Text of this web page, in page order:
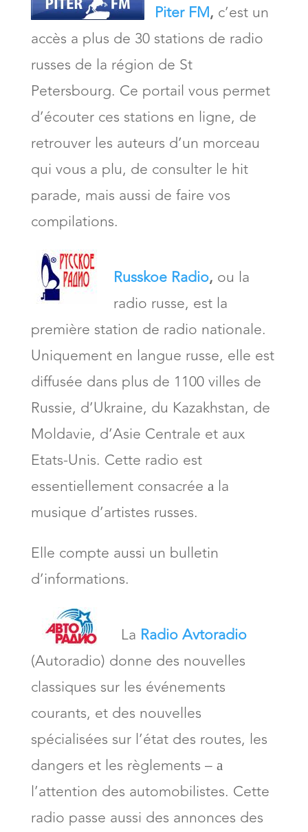
Piter FM, c’est un
accès a plus de 30 stations de radio
russes de la région de St
Petersbourg. Ce portail vous permet
d’écouter ces stations en ligne, de
retrouver les auteurs d’un morceau
qui vous a plu, de consulter le hit
parade, mais aussi de faire vos
compilations.
Russkoe Radio, ou la
radio russe, est la
première station de radio nationale.
Uniquement en langue russe, elle est
diffusée dans plus de 1100 villes de
Russie, d’Ukraine, du Kazakhstan, de
Moldavie, d’Asie Centrale et aux
Etats-Unis. Cette radio est
essentiellement consacrée а la
musique d’artistes russes.
Elle compte aussi un bulletin
d’informations.
La Radio Avtoradio
(Autoradio) donne des nouvelles
classiques sur les événements
courants, et des nouvelles
spécialisées sur l’état des routes, les
dangers et les règlements – а
l’attention des automobilistes. Cette
radio passe aussi des annonces des